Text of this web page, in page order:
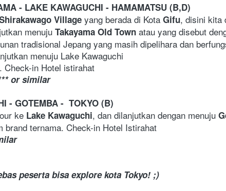
- LAKE KAWAGUCHI - HAMAMATSU (B,D)
Village yang berada di Kota Gifu, disini kita
menuju Takayama Old Town atau yang disebut
tradisional Jepang yang masih dipelihara dan
menuju Lake Kawaguchi
Check-in Hotel istirahat
or similar
- GOTEMBA -  TOKYO (B)
ke Lake Kawaguchi, dan dilanjutkan dengan menuju
brand ternama. Check-in Hotel Istirahat
peserta bisa explore kota Tokyo! ;)